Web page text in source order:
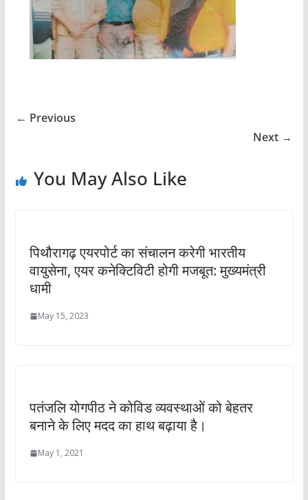
← Previous
Next →
You May Also Like
पिथौरागढ़ एयरपोर्ट का संचालन करेगी भारतीय
वायुसेना, एयर कनेक्टिविटी होगी मजबूत: मुख्‍यमंत्री
धामी
May 15, 2023
पतंजलि योगपीठ ने कोविड व्यवस्थाओं को बेहतर
बनाने के लिए मदद का हाथ बढ़ाया है।
May 1, 2021